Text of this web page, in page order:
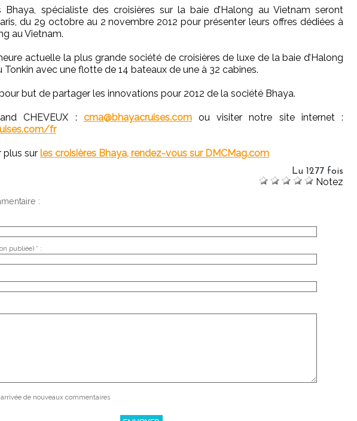
Bhaya, spécialiste des croisières sur la baie d’Halong au Vietnam seront
du 29 octobre au 2 novembre 2012 pour présenter leurs offres dédiées à
au Vietnam.
actuelle la plus grande société de croisières de luxe de la baie d’Halong
Tonkin avec une flotte de 14 bateaux de une à 32 cabines.
but de partager les innovations pour 2012 de la société Bhaya.
CHEVEUX : cma@bhayacruises.comou visiter notre site internet :
fr
plus sur les croisières Bhaya, rendez-vous sur DMCMag.com
Lu 1277 fois
Notez
:
publiée) * :
de nouveaux commentaires